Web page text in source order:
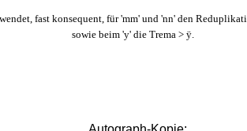
fast konsequent, für 'mm' und 'nn' den
sowie beim 'y' die Trema > ÿ.